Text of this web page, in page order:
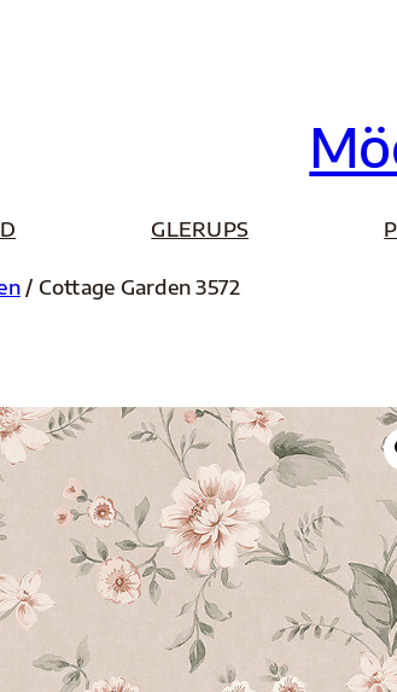
GLERUPS
/ Cottage Garden 3572